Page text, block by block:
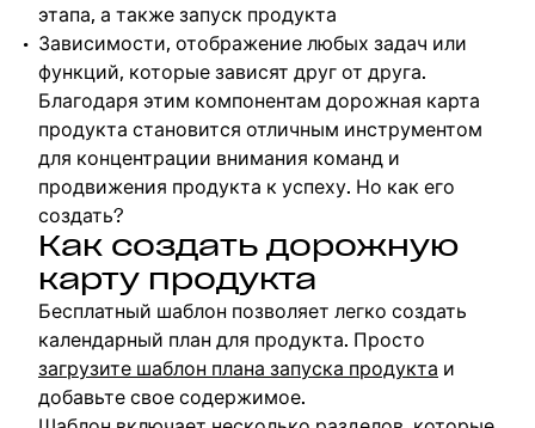
этапа, а также запуск продукта
Зависимости, отображение любых задач или
функций, которые зависят друг от друга.
Благодаря этим компонентам дорожная карта
продукта становится отличным инструментом
для концентрации внимания команд и
продвижения продукта к успеху. Но как его
создать?
Как создать дорожную
карту продукта
Бесплатный шаблон позволяет легко создать
календарный план для продукта. Просто
загрузите шаблон плана запуска продукта и
добавьте свое содержимое.